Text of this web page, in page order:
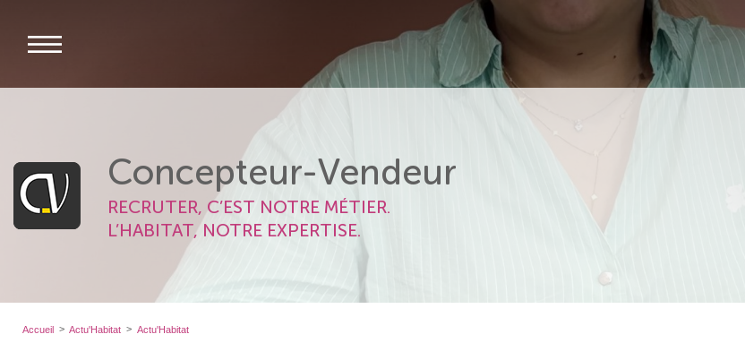
Concepteur-Vendeur
RECRUTER, C’EST NOTRE MÉTIER.
L’HABITAT, NOTRE EXPERTISE.
Accueil Actu'Habitat Actu'Habitat